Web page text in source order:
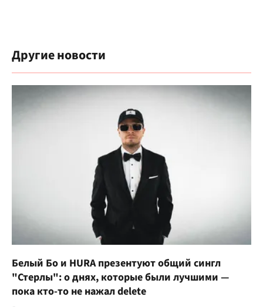
Другие новости
Белый Бо и HURA презентуют общий сингл
"Стерлы": о днях, которые были лучшими —
пока кто-то не нажал delete